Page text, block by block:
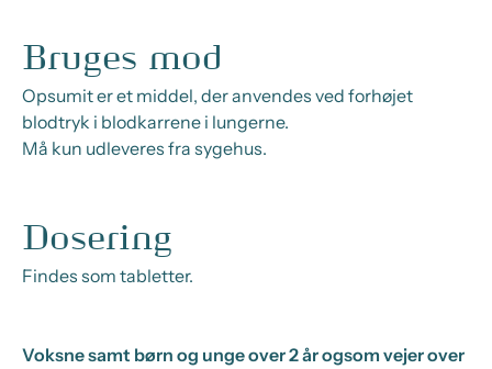
Bruges mod
Opsumit er et middel, der anvendes ved forhøjet
blodtryk i blodkarrene i lungerne.
Må kun udleveres fra sygehus.
Dosering
Findes som tabletter.
Voksne samt børn og unge over 2 år ogsom vejer over